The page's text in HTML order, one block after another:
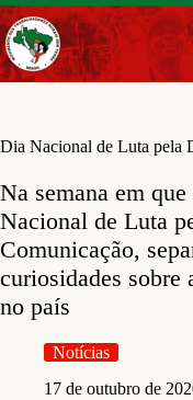
Pular
para
o
conteúdo
Dia Nacional de Luta pela
Na semana em
Nacional de Luta
Comunicação,
curiosidades sobre
no país
Notícias
17 de outubro de